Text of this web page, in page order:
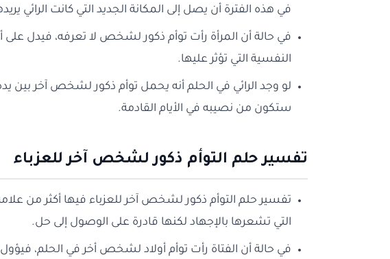
في هذه الفترة أن يصل إلى المكانة الجديد التي كانت الرائي
في حالة أن المرأة رأت توأم ذكور لشخص لا تعرفه، فيدل
النفسية التي تؤثر عليها.
لو وجد الرائي في الحلم أنه يحمل توأم ذكور لشخص آخر بين
ستكون من نصيبه في الأيام القادمة.
تفسير حلم التوأم ذكور لشخص آخر للعزباء
تفسير حلم التوأم ذكور لشخص آخر للعزباء فيها أكثر من
التي تشعرها بالإجهاد لكنها قادرة على الوصول إلى حل.
في حالة أن الفتاة رأت توأم أولاد لشخص أخر في الحلم،